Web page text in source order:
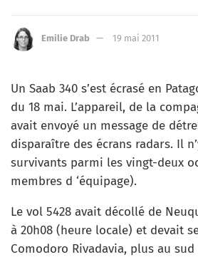
Emilie Drab 19 mai 2011
Un Saab 340 s’est écrasé en
du 18 mai. L’appareil, de la
avait envoyé un message de
disparaître des écrans radars. Il
survivants parmi les vingt-deux
membres d ‘équipage).
Le vol 5428 avait décollé de
à 20h08 (heure locale) et devait
Comodoro Rivadavia, plus au